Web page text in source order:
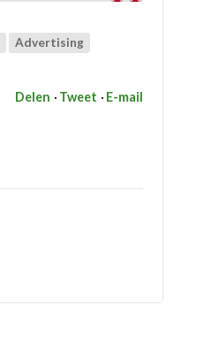
Advertising
Delen Tweet E-mail